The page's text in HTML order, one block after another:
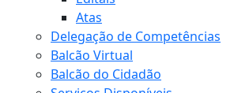
Atas
Delegação de Competências
Balcão Virtual
Balcão do Cidadão